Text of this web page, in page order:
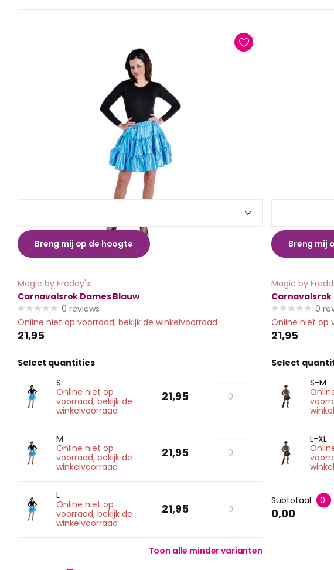
Breng mij op de hoogte
Magic by Freddy's
Carnavalsrok Dames Blauw
0 reviews
Online niet op voorraad, bekijk de winkelvoorraad
21,95
Select quantities
S
Online niet op
voorraad, bekijk de
winkelvoorraad
21,95
M
Online niet op
voorraad, bekijk de
winkelvoorraad
21,95
L
Online niet op
voorraad, bekijk de
winkelvoorraad
21,95
Toon alle mindervarianten
Breng mij
Magic by
0
Online niet op
21,95
Select
S-M
L-XL
Subtotaal 0
0,00